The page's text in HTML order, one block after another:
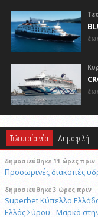
Τελευταία νέα Δημοφιλή
δημοσιεύθηκε 11 ώρες πριν
Προσωρινές διακοπές
δημοσιεύθηκε 3 ώρες πριν
Superbet Κύπελλο
Ελλάς Σύρου - Μαρκό